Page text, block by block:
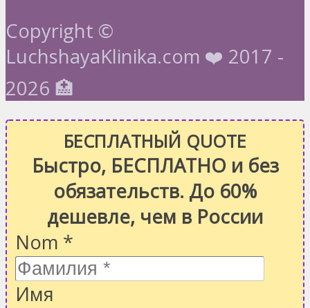
Copyright ©
LuchshayaKlinika.com ❤️ 2017 -
2026 🏥
БЕСПЛАТНЫЙ QUOTE
Быстро, БЕСПЛАТНО и без
обязательств. До 60%
дешевле, чем в России
Nom *
Имя